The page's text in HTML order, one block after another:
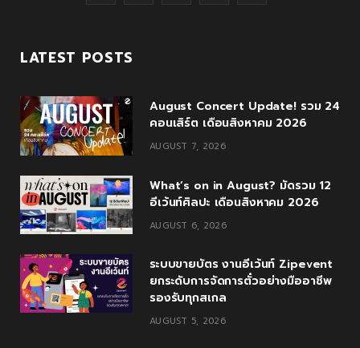
c
b
o
k
l
e
l
u
s
a
g
a
m
u
LATEST POSTS
August Concert Update! รวม 24
คอนเสิร์ต เดือนสิงหาคม 2026
AUGUST 7, 2026
What’s on in August? มัดรวม 12
อีเว้นท์ศิลปะ เดือนสิงหาคม 2026
AUGUST 6, 2026
ระบบขายบัตร งานอีเว้นท์ Zipevent
ยกระดับการจัดการตั๋วอย่างมืออาชีพ
รองรับทุกสเกล
AUGUST 5, 2026